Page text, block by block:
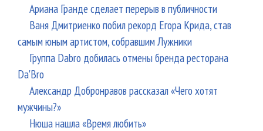
Ариана Гранде сделает перерыв в публичности
Ваня Дмитриенко побил рекорд Егора Крида, став
самым юным артистом, собравшим Лужники
Группа Dabro добилась отмены бренда ресторана
Da'Bro
Александр Добронравов рассказал «Чего хотят
мужчины?»
Нюша нашла «Время любить»